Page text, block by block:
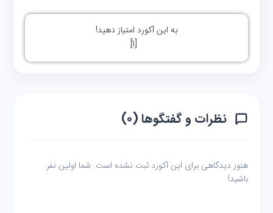
به این آکورد امتیاز دهید!
[
1
]
نظرات و گفتگوها (۰)
هنوز دیدگاهی برای این آکورد ثبت نشده است. شما اولین نفر
باشید!